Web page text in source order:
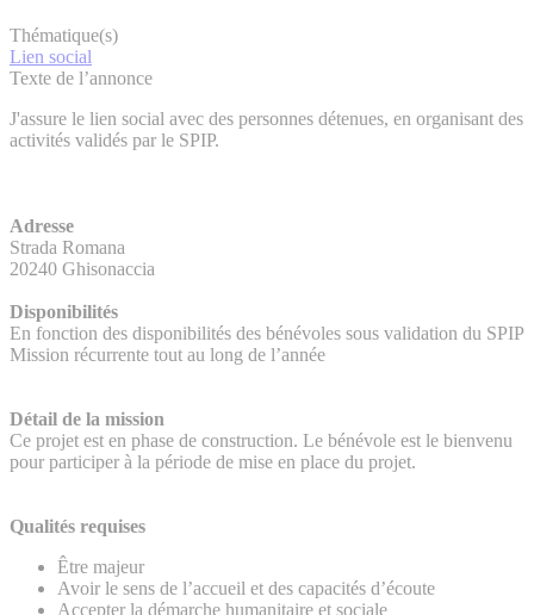
Thématique(s)
Lien social
Texte de l’annonce
J'assure le lien social avec des personnes détenues, en organisant des
activités validés par le SPIP.
Adresse
Strada Romana
20240 Ghisonaccia
Disponibilités
En fonction des disponibilités des bénévoles sous validation du SPIP
Mission récurrente tout au long de l’année
Détail de la mission
Ce projet est en phase de construction. Le bénévole est le bienvenu
pour participer à la période de mise en place du projet.
Qualités requises
Être majeur
Avoir le sens de l’accueil et des capacités d’écoute
Accepter la démarche humanitaire et sociale